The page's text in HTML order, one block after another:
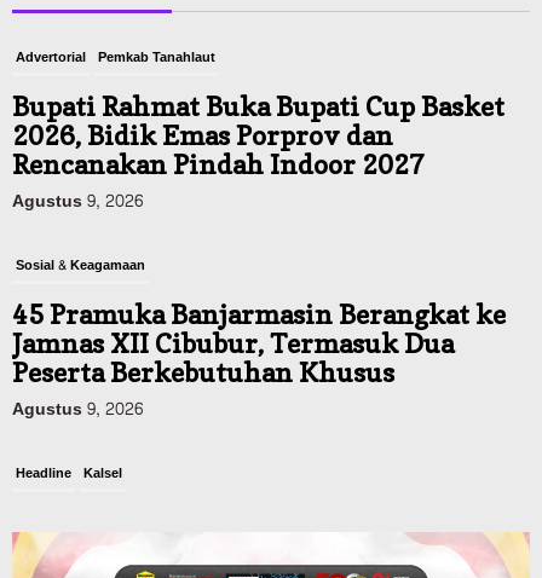
Advertorial Pemkab Tanahlaut
Bupati Rahmat Buka Bupati Cup Basket
2026, Bidik Emas Porprov dan
Rencanakan Pindah Indoor 2027
Agustus 9, 2026
Sosial & Keagamaan
45 Pramuka Banjarmasin Berangkat ke
Jamnas XII Cibubur, Termasuk Dua
Peserta Berkebutuhan Khusus
Agustus 9, 2026
Headline Kalsel
Banjar, Ratusan Pohon Ditanam, Hampir